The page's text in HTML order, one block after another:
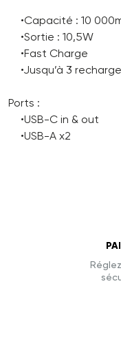
•Capacité : 10
•Sortie : 10,5W
•Fast Charge
•Jusqu’à 3
Ports :
•USB-C in & out
•USB-A x2